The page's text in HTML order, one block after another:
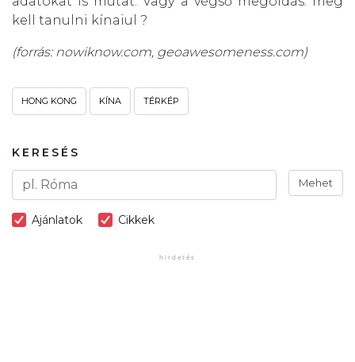
kell tanulni kínaiul ?
(forrás: nowiknow.com, geoawesomeness.com)
HONG KONG KÍNA TÉRKÉP
KERESÉS
Mehet
Ajánlatok Cikkek